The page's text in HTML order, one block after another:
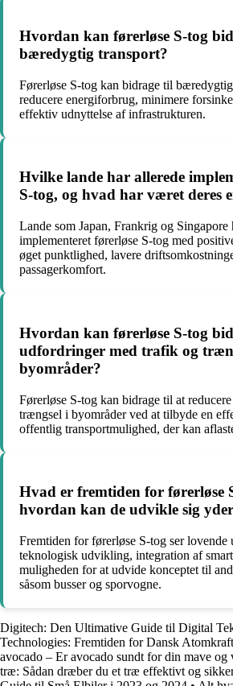
Hvordan kan førerløse S-tog
bæredygtig transport?
Førerløse S-tog kan bidrage til
reducere energiforbrug, minimere
effektiv udnyttelse af infrastrukturen.
Hvilke lande har allerede
S-tog, og hvad har været deres
Lande som Japan, Frankrig og Singapore
implementeret førerløse S-tog med
øget punktlighed, lavere
passagerkomfort.
Hvordan kan førerløse S-tog
udfordringer med trafik og
byområder?
Førerløse S-tog kan bidrage til at
trængsel i byområder ved at tilbyde en
offentlig transportmulighed, der kan
Hvad er fremtiden for førerløse
hvordan kan de udvikle sig
Fremtiden for førerløse S-tog ser lovende
teknologisk udvikling, integration af
muligheden for at udvide konceptet til
såsom busser og sporvogne.
Digitech: Den Ultimative Guide til Digital
Technologies: Fremtiden for Dansk
avocado – Er avocado sundt for din mave og
træ: Sådan dræber du et træ effektivt og